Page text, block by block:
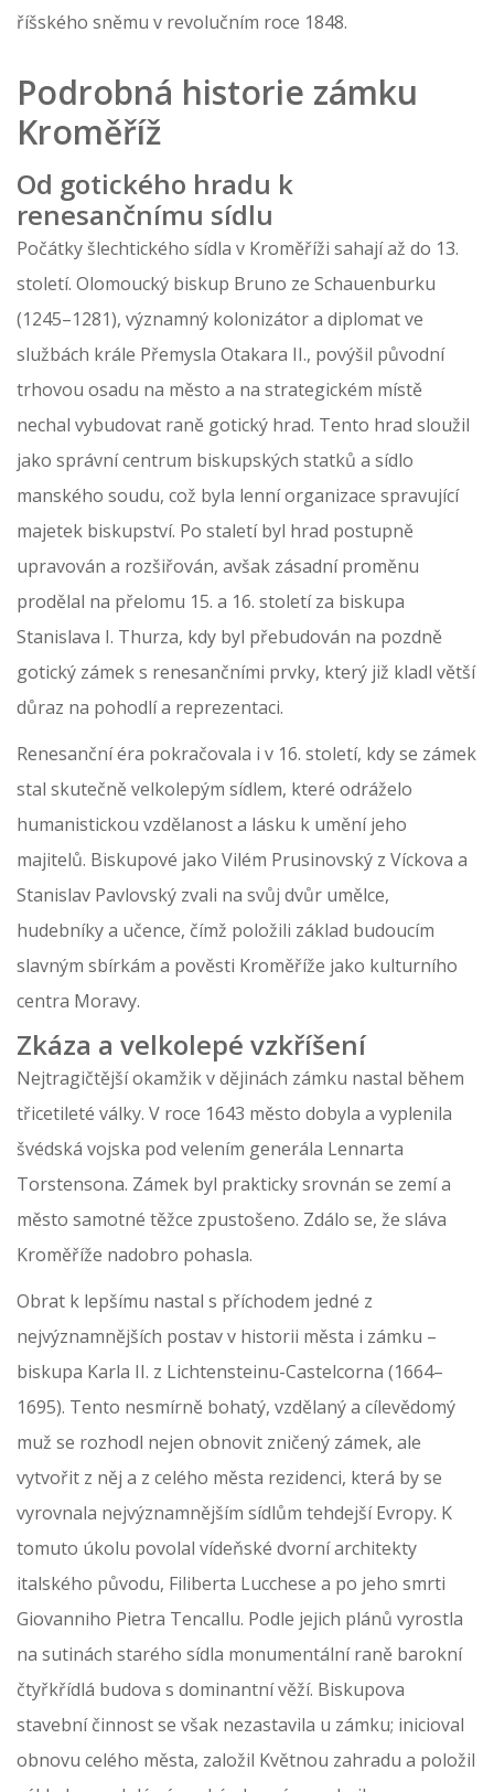
říšského sněmu v revolučním roce 1848.
Podrobná historie zámku
Kroměříž
Od gotického hradu k
renesančnímu sídlu
Počátky šlechtického sídla v Kroměříži sahají až do 13.
století. Olomoucký biskup Bruno ze Schauenburku
(1245–1281), významný kolonizátor a diplomat ve
službách krále Přemysla Otakara II., povýšil původní
trhovou osadu na město a na strategickém místě
nechal vybudovat raně gotický hrad. Tento hrad sloužil
jako správní centrum biskupských statků a sídlo
manského soudu, což byla lenní organizace spravující
majetek biskupství. Po staletí byl hrad postupně
upravován a rozšiřován, avšak zásadní proměnu
prodělal na přelomu 15. a 16. století za biskupa
Stanislava I. Thurza, kdy byl přebudován na pozdně
gotický zámek s renesančními prvky, který již kladl větší
důraz na pohodlí a reprezentaci.
Renesanční éra pokračovala i v 16. století, kdy se zámek
stal skutečně velkolepým sídlem, které odráželo
humanistickou vzdělanost a lásku k umění jeho
majitelů. Biskupové jako Vilém Prusinovský z Víckova a
Stanislav Pavlovský zvali na svůj dvůr umělce,
hudebníky a učence, čímž položili základ budoucím
slavným sbírkám a pověsti Kroměříže jako kulturního
centra Moravy.
Zkáza a velkolepé vzkříšení
Nejtragičtější okamžik v dějinách zámku nastal během
třicetileté války. V roce 1643 město dobyla a vyplenila
švédská vojska pod velením generála Lennarta
Torstensona. Zámek byl prakticky srovnán se zemí a
město samotné těžce zpustošeno. Zdálo se, že sláva
Kroměříže nadobro pohasla.
Obrat k lepšímu nastal s příchodem jedné z
nejvýznamnějších postav v historii města i zámku –
biskupa Karla II. z Lichtensteinu-Castelcorna (1664–
1695). Tento nesmírně bohatý, vzdělaný a cílevědomý
muž se rozhodl nejen obnovit zničený zámek, ale
vytvořit z něj a z celého města rezidenci, která by se
vyrovnala nejvýznamnějším sídlům tehdejší Evropy. K
tomuto úkolu povolal vídeňské dvorní architekty
italského původu, Filiberta Lucchese a po jeho smrti
Giovanniho Pietra Tencallu. Podle jejich plánů vyrostla
na sutinách starého sídla monumentální raně barokní
čtyřkřídlá budova s dominantní věží. Biskupova
stavební činnost se však nezastavila u zámku; inicioval
obnovu celého města, založil Květnou zahradu a položil